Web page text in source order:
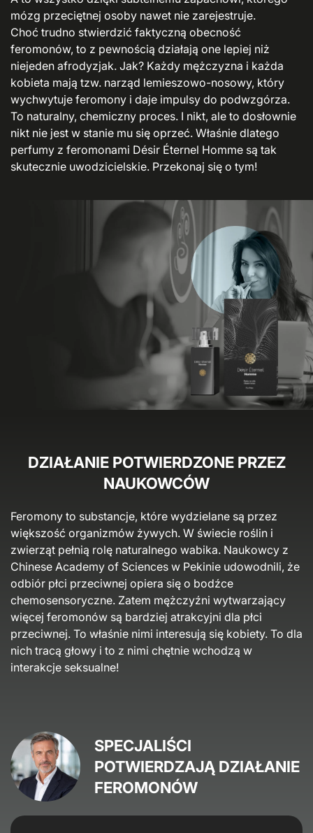
mózg przeciętnej osoby nawet nie zarejestruje.
Choć trudno stwierdzić faktyczną obecność
feromonów, to z pewnością działają one lepiej niż
niejeden afrodyzjak. Jak? Każdy mężczyzna i każda
kobieta mają tzw. narząd lemieszowo-nosowy, który
wychwytuje feromony i daje impulsy do podwzgórza.
To naturalny, chemiczny proces. I nikt, ale to dosłownie
nikt nie jest w stanie mu się oprzeć. Właśnie dlatego
perfumy z feromonami Désir Éternel Homme są tak
skutecznie uwodzicielskie. Przekonaj się o tym!
DZIAŁANIE POTWIERDZONE PRZEZ
NAUKOWCÓW
Feromony to substancje, które wydzielane są przez
większość organizmów żywych. W świecie roślin i
zwierząt pełnią rolę naturalnego wabika. Naukowcy z
Chinese Academy of Sciences w Pekinie udowodnili, że
odbiór płci przeciwnej opiera się o bodźce
chemosensoryczne. Zatem mężczyźni wytwarzający
więcej feromonów są bardziej atrakcyjni dla płci
przeciwnej. To właśnie nimi interesują się kobiety. To dla
nich tracą głowy i to z nimi chętnie wchodzą w
interakcje seksualne!
SPECJALIŚCI
POTWIERDZAJĄ DZIAŁANIE
FEROMONÓW